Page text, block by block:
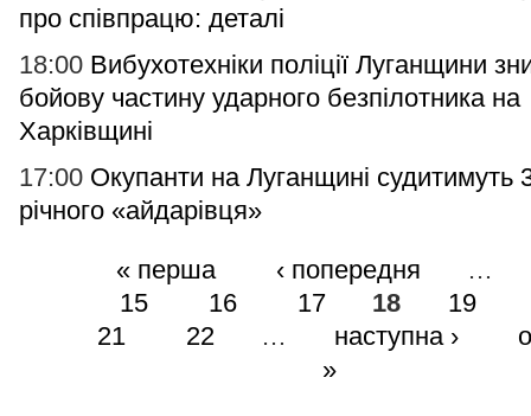
про співпрацю: деталі
18:00 Вибухотехніки поліції Луганщини
бойову частину ударного безпілотника на
Харківщині
17:00 Окупанти на Луганщині судитимуть
річного «айдарівця»
« перша ‹ попередня
…
15
16 17 18
19
21
22 … наступна ›
»